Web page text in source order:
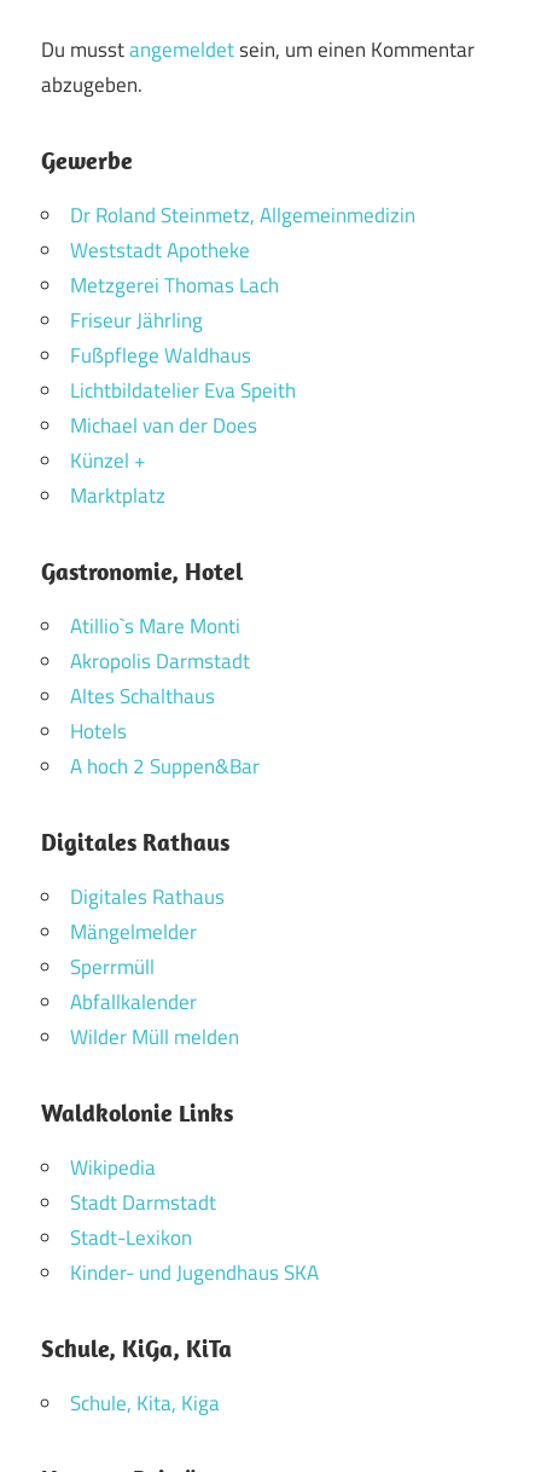
Du musstangemeldetsein, um einen Kommentar
abzugeben.
Gewerbe
Dr Roland Steinmetz, Allgemeinmedizin
Weststadt Apotheke
Metzgerei Thomas Lach
Friseur Jährling
Fußpflege Waldhaus
Lichtbildatelier Eva Speith
Michael van der Does
Künzel +
Marktplatz
Gastronomie, Hotel
Atillio`s Mare Monti
Akropolis Darmstadt
Altes Schalthaus
Hotels
A hoch 2 Suppen&Bar
Digitales Rathaus
Digitales Rathaus
Mängelmelder
Sperrmüll
Abfallkalender
Wilder Müll melden
Waldkolonie Links
Wikipedia
Stadt Darmstadt
Stadt-Lexikon
Kinder- und Jugendhaus SKA
Schule, KiGa, KiTa
Schule, Kita, Kiga